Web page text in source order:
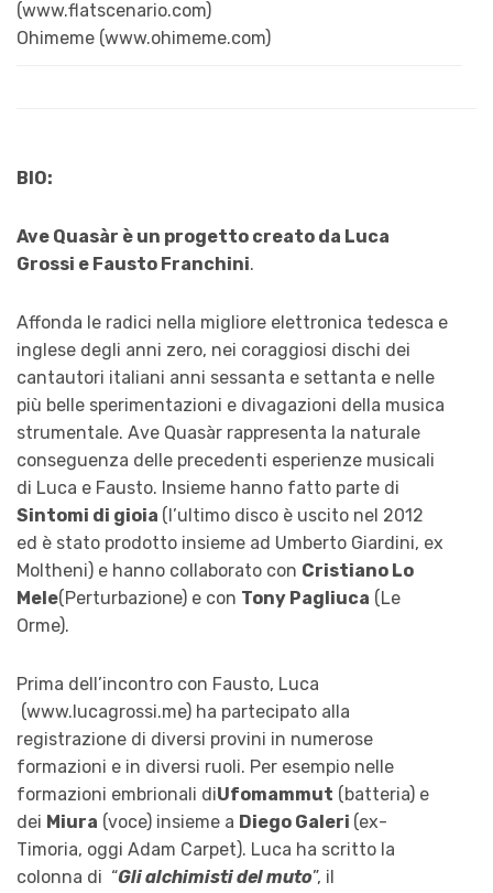
(www.flatscenario.com)
Ohimeme (www.ohimeme.com)
BIO:
Ave Quasàr è un progetto creato da Luca
Grossi e Fausto Franchini.
Affonda le radici nella migliore elettronica tedesca e
inglese degli anni zero, nei coraggiosi dischi dei
cantautori italiani anni sessanta e settanta e nelle
più belle sperimentazioni e divagazioni della musica
strumentale. Ave Quasàr rappresenta la naturale
conseguenza delle precedenti esperienze musicali
di Luca e Fausto. Insieme hanno fatto parte di
Sintomi di gioia (l’ultimo disco è uscito nel 2012
ed è stato prodotto insieme ad Umberto Giardini, ex
Moltheni) e hanno collaborato con Cristiano Lo
Mele(Perturbazione) e con Tony Pagliuca (Le
Orme).
Prima dell’incontro con Fausto, Luca
(www.lucagrossi.me) ha partecipato alla
registrazione di diversi provini in numerose
formazioni e in diversi ruoli. Per esempio nelle
formazioni embrionali diUfomammut (batteria) e
dei Miura (voce) insieme a Diego Galeri (ex-
Timoria, oggi Adam Carpet). Luca ha scritto la
colonna di “Gli alchimisti del muto”, il